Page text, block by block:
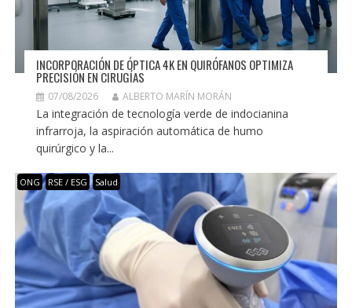
INCORPORACIÓN DE ÓPTICA 4K EN QUIRÓFANOS OPTIMIZA
PRECISIÓN EN CIRUGÍAS
07/08/2026 ALBERTO MARÍN MORÁN
La integración de tecnología verde de indocianina
infrarroja, la aspiración automática de humo
quirúrgico y la...
ONG RSE / ESG Salud